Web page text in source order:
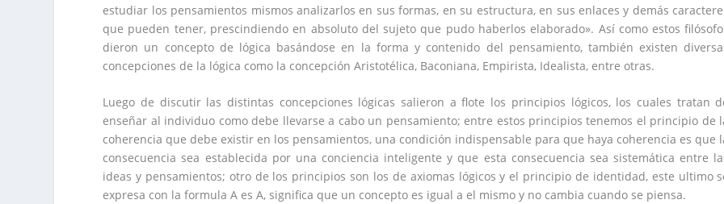
estudiar los pensamientos mismos analizarlos en sus formas, en su estructura, en sus enlaces y demás
que pueden tener, prescindiendo en absoluto del sujeto que pudo haberlos elaborado». Así como estos
dieron un concepto de lógica basándose en la forma y contenido del pensamiento, también existen
concepciones de la lógica como la concepción Aristotélica, Baconiana, Empirista, Idealista, entre otras.
Luego de discutir las distintas concepciones lógicas salieron a flote los principios lógicos, los cuales tratan
enseñar al individuo como debe llevarse a cabo un pensamiento; entre estos principios tenemos el principio de
coherencia que debe existir en los pensamientos, una condición indispensable para que haya coherencia es que
consecuencia sea establecida por una conciencia inteligente y que esta consecuencia sea sistemática entre
ideas y pensamientos; otro de los principios son los de axiomas lógicos y el principio de identidad, este ultimo
expresa con la formula A es A, significa que un concepto es igual a el mismo y no cambia cuando se piensa.